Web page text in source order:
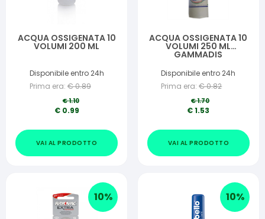
ACQUA OSSIGENATA 10
VOLUMI 200 ML
Disponibile entro 24h
Prima era: €0.89
€1.10
€ 0.99
VAI AL PRODOTTO
ACQUA OSSIGENATA 10
VOLUMI 250 ML
GAMMADIS
Disponibile entro 24h
Prima era: €0.82
€1.70
€1.53
VAI AL PRODOTTO
10% 10%